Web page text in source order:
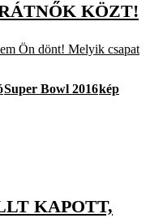
KÖZT!
Ön dönt! Melyik csapat
Super Bowl 2016kép
KAPOTT,